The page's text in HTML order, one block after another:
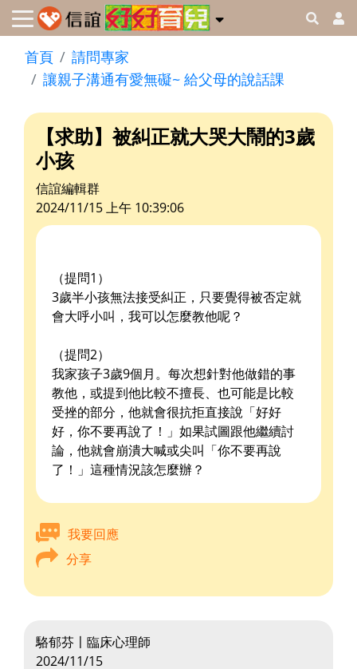
首頁
請問專家
讓親子溝通有愛無礙~ 給父母的說話課
【求助】被糾正就大哭大鬧的3歲
小孩
信誼編輯群
2024/11/15 上午 10:39:06
（提問1）
3歲半小孩無法接受糾正，只要覺得被否定就
會大呼小叫，我可以怎麼教他呢？
（提問2）
我家孩子3歲9個月。每次想針對他做錯的事
教他，或提到他比較不擅長、也可能是比較
受挫的部分，他就會很抗拒直接說「好好
好，你不要再說了！」如果試圖跟他繼續討
論，他就會崩潰大喊或尖叫「你不要再說
了！」這種情況該怎麼辦？
我要回應
分享
駱郁芬〡臨床心理師
2024/11/15